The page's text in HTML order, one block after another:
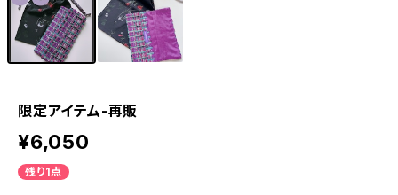
限定アイテム-再販
¥6,050
残り1点